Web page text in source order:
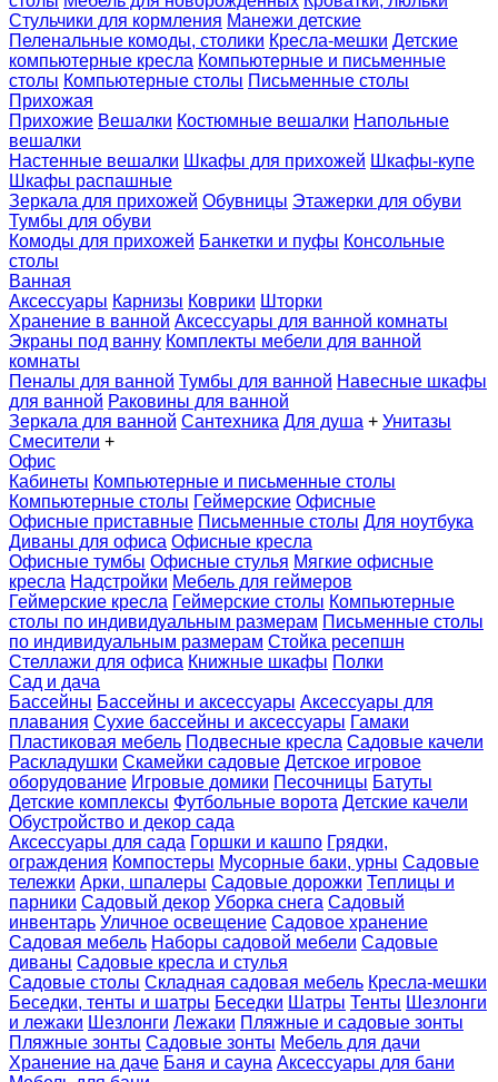
Стульчики для кормления Манежи детские
Пеленальные комоды, столики Кресла-мешки Детские
компьютерные кресла Компьютерные и письменные
столы Компьютерные столы Письменные столы
Прихожая
Прихожие Вешалки Костюмные вешалки Напольные
вешалки
Настенные вешалки Шкафы для прихожей Шкафы-купе
Шкафы распашные
Зеркала для прихожей Обувницы Этажерки для обуви
Тумбы для обуви
Комоды для прихожей Банкетки и пуфы Консольные
столы
Ванная
Аксессуары Карнизы Коврики Шторки
Хранение в ванной Аксессуары для ванной комнаты
Экраны под ванну Комплекты мебели для ванной
комнаты
Пеналы для ванной Тумбы для ванной Навесные шкафы
для ванной Раковины для ванной
Зеркала для ванной Сантехника Для душа + Унитазы
Смесители +
Офис
Кабинеты Компьютерные и письменные столы
Компьютерные столы Геймерские Офисные
Офисные приставные Письменные столы Для ноутбука
Диваны для офиса Офисные кресла
Офисные тумбы Офисные стулья Мягкие офисные
кресла Надстройки Мебель для геймеров
Геймерские кресла Геймерские столы Компьютерные
столы по индивидуальным размерам Письменные столы
по индивидуальным размерам Стойка ресепшн
Стеллажи для офиса Книжные шкафы Полки
Сад и дача
Бассейны Бассейны и аксессуары Аксессуары для
плавания Сухие бассейны и аксессуары Гамаки
Пластиковая мебель Подвесные кресла Садовые качели
Раскладушки Скамейки садовые Детское игровое
оборудование Игровые домики Песочницы Батуты
Детские комплексы Футбольные ворота Детские качели
Обустройство и декор сада
Аксессуары для сада Горшки и кашпо Грядки,
ограждения Компостеры Мусорные баки, урны Садовые
тележки Арки, шпалеры Садовые дорожки Теплицы и
парники Садовый декор Уборка снега Садовый
инвентарь Уличное освещение Садовое хранение
Садовая мебель Наборы садовой мебели Садовые
диваны Садовые кресла и стулья
Садовые столы Складная садовая мебель Кресла-мешки
Беседки, тенты и шатры Беседки Шатры Тенты Шезлонги
и лежаки Шезлонги Лежаки Пляжные и садовые зонты
Пляжные зонты Садовые зонты Мебель для дачи
Хранение на даче Баня и сауна Аксессуары для бани